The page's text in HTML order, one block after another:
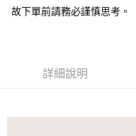
故下單前請務必謹慎思考。
詳細說明